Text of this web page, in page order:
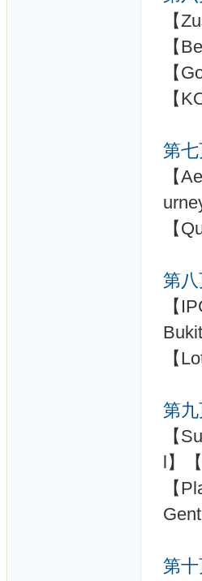
【
【
【
【
第七
【
【
第八
【
【
第九
【
l】
【
第十